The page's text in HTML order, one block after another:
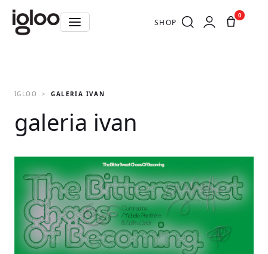
SHOP
0
IGLOO GALERIA IVAN
galeria ivan